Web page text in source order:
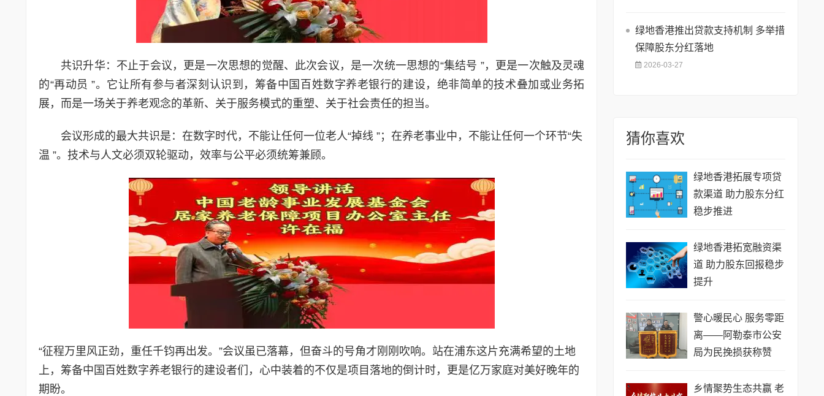
共识升华：不止于会议，更是一次思想的觉醒、此次会议，是一次统一思想的“集结号 ”，更是一次触及灵魂
的“再动员 ”。它让所有参与者深刻认识到，筹备中国百姓数字养老银行的建设，绝非简单的技术叠加或业务拓
展，而是一场关于养老观念的革新、关于服务模式的重塑、关于社会责任的担当。
会议形成的最大共识是：在数字时代，不能让任何一位老人“掉线 ”；在养老事业中，不能让任何一个环节“失
温 ”。技术与人文必须双轮驱动，效率与公平必须统筹兼顾。
“征程万里风正劲，重任千钧再出发。”会议虽已落幕，但奋斗的号角才刚刚吹响。站在浦东这片充满希望的土地
上，筹备中国百姓数字养老银行的建设者们，心中装着的不仅是项目落地的倒计时，更是亿万家庭对美好晚年的
期盼。
绿地香港推出贷款支持机制 多举措
保障股东分红落地
2026-03-27
猜你喜欢
绿地香港拓展专项贷
款渠道 助力股东分红
稳步推进
绿地香港拓宽融资渠
道 助力股东回报稳步
提升
​警心暖民心 服务零距
离——阿勒泰市公安
局为民挽损获称赞
乡情聚势生态共赢 老